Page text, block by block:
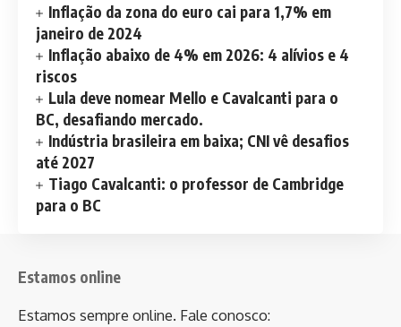
Inflação da zona do euro cai para 1,7% em
janeiro de 2024
Inflação abaixo de 4% em 2026: 4 alívios e 4
riscos
Lula deve nomear Mello e Cavalcanti para o
BC, desafiando mercado.
Indústria brasileira em baixa; CNI vê desafios
até 2027
Tiago Cavalcanti: o professor de Cambridge
para o BC
Estamos online
Estamos sempre online. Fale conosco: